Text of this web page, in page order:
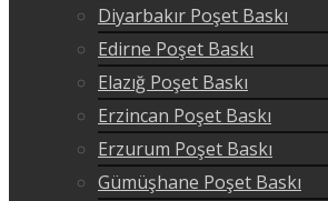
Diyarbakır Poşet Baskı
Edirne Poşet Baskı
Elazığ Poşet Baskı
Erzincan Poşet Baskı
Erzurum Poşet Baskı
Gümüşhane Poşet Baskı